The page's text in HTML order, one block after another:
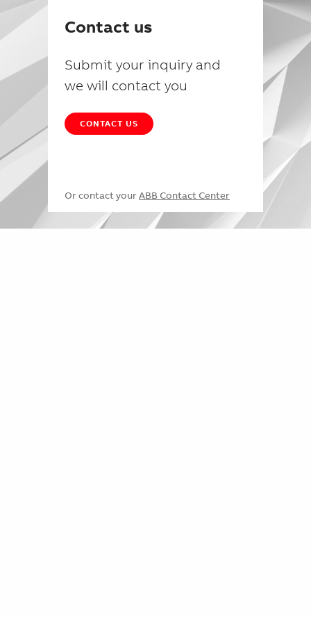
Contact us
Submit your inquiry and
we will contact you
CONTACT US
Or contact your ABB Contact Center